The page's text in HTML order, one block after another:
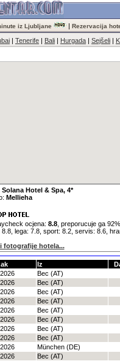
iz Ljubljane | Rezervacija
| Tenerife | Bali | Hurgada | Sejšeli |
Solana Hotel & Spa, 4*
Mellieha
ocjena: 8.8, preporucuje ga
8.8, lega: 7.8, sport: 8.2, servis: 8.6,
fotografije hotela...
Iz
Bec (AT)
Bec (AT)
Bec (AT)
Bec (AT)
Bec (AT)
Bec (AT)
Bec (AT)
Bec (AT)
München (DE)
Bec (AT)